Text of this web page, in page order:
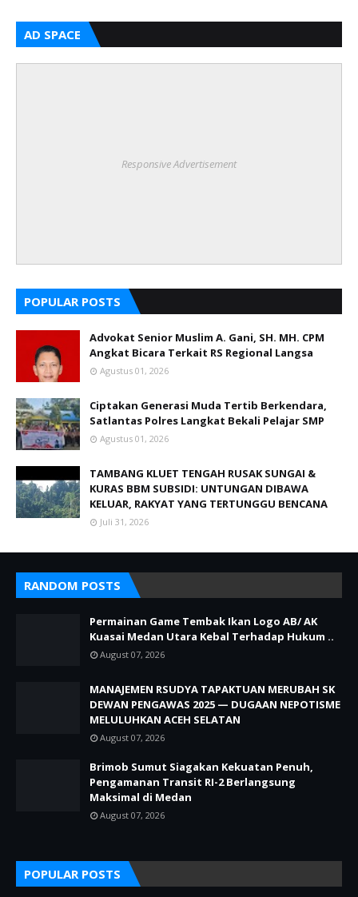
AD SPACE
Responsive Advertisement
POPULAR POSTS
Advokat Senior Muslim A. Gani, SH. MH. CPM
Angkat Bicara Terkait RS Regional Langsa
Agustus 01, 2026
Ciptakan Generasi Muda Tertib Berkendara,
Satlantas Polres Langkat Bekali Pelajar SMP
Agustus 01, 2026
TAMBANG KLUET TENGAH RUSAK SUNGAI &
KURAS BBM SUBSIDI: UNTUNGAN DIBAWA
KELUAR, RAKYAT YANG TERTUNGGU BENCANA
Juli 31, 2026
RANDOM POSTS
Permainan Game Tembak Ikan Logo AB/ AK
Kuasai Medan Utara Kebal Terhadap Hukum ..
August 07, 2026
MANAJEMEN RSUDYA TAPAKTUAN MERUBAH SK
DEWAN PENGAWAS 2025 — DUGAAN NEPOTISME
MELULUHKAN ACEH SELATAN
August 07, 2026
Brimob Sumut Siagakan Kekuatan Penuh,
Pengamanan Transit RI-2 Berlangsung
Maksimal di Medan
August 07, 2026
POPULAR POSTS